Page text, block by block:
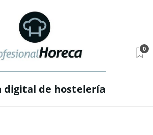
digital de hostelería
0